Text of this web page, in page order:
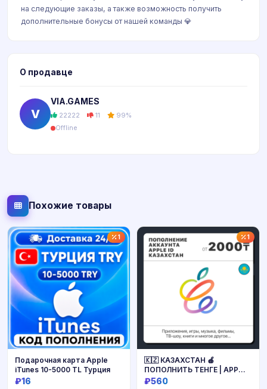
на следующие заказы, а также возможность получить
дополнительные бонусы от нашей команды 💎
О продавце
V
VIA.GAMES
22222 11 99%
Offline
Похожие товары
1
Подарочная карта Apple
iTunes 10-5000 TL Турция
₽16
1
🇰🇿 КАЗАХСТАН 🍎
ПОПОЛНИТЬ ТЕНГЕ | APP
STORE/APPLE ID
₽560